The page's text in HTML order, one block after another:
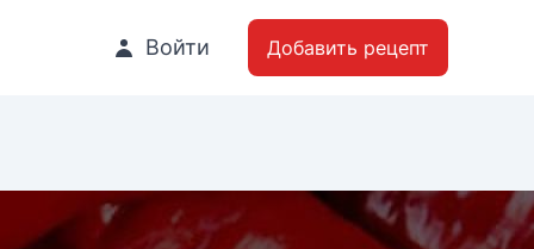
Войти Добавить рецепт